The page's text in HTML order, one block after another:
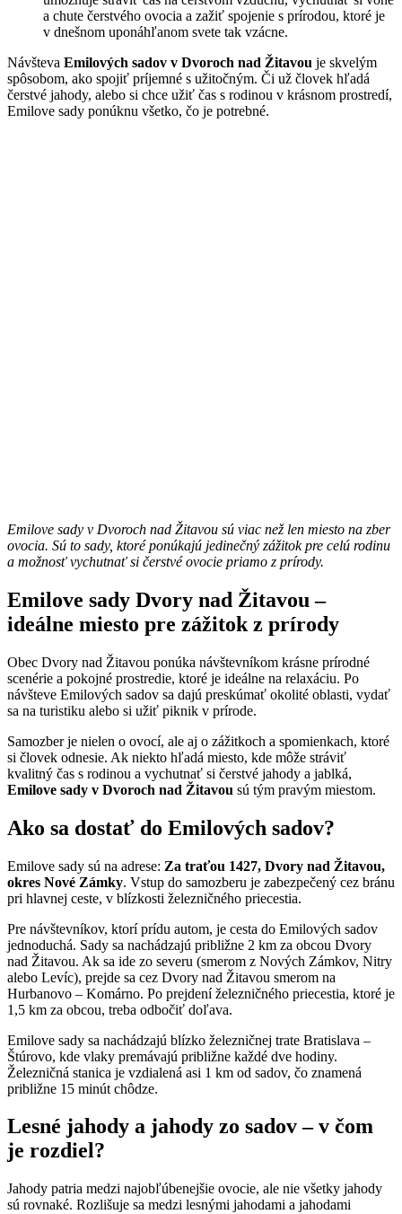
a chute čerstvého ovocia a zažiť spojenie s prírodou, ktoré je
v dnešnom uponáhľanom svete tak vzácne.
Návšteva Emilových sadov v Dvoroch nad Žitavou je skvelým
spôsobom, ako spojiť príjemné s užitočným. Či už človek hľadá
čerstvé jahody, alebo si chce užiť čas s rodinou v krásnom prostredí,
Emilove sady ponúknu všetko, čo je potrebné.
Emilove sady v Dvoroch nad Žitavou sú viac než len miesto na zber
ovocia. Sú to sady, ktoré ponúkajú jedinečný zážitok pre celú rodinu
a možnosť vychutnať si čerstvé ovocie priamo z prírody.
Emilove sady Dvory nad Žitavou –
ideálne miesto pre zážitok z prírody
Obec Dvory nad Žitavou ponúka návštevníkom krásne prírodné
scenérie a pokojné prostredie, ktoré je ideálne na relaxáciu. Po
návšteve Emilových sadov sa dajú preskúmať okolité oblasti, vydať
sa na turistiku alebo si užiť piknik v prírode.
Samozber je nielen o ovocí, ale aj o zážitkoch a spomienkach, ktoré
si človek odnesie. Ak niekto hľadá miesto, kde môže stráviť
kvalitný čas s rodinou a vychutnať si čerstvé jahody a jablká,
Emilove sady v Dvoroch nad Žitavou sú tým pravým miestom.
Ako sa dostať do Emilových sadov?
Emilove sady sú na adrese: Za traťou 1427, Dvory nad Žitavou,
okres Nové Zámky. Vstup do samozberu je zabezpečený cez bránu
pri hlavnej ceste, v blízkosti železničného priecestia.
Pre návštevníkov, ktorí prídu autom, je cesta do Emilových sadov
jednoduchá. Sady sa nachádzajú približne 2 km za obcou Dvory
nad Žitavou. Ak sa ide zo severu (smerom z Nových Zámkov, Nitry
alebo Levíc), prejde sa cez Dvory nad Žitavou smerom na
Hurbanovo – Komárno. Po prejdení železničného priecestia, ktoré je
1,5 km za obcou, treba odbočiť doľava.
Emilove sady sa nachádzajú blízko železničnej trate Bratislava –
Štúrovo, kde vlaky premávajú približne každé dve hodiny.
Železničná stanica je vzdialená asi 1 km od sadov, čo znamená
približne 15 minút chôdze.
Lesné jahody a jahody zo sadov – v čom
je rozdiel?
Jahody patria medzi najobľúbenejšie ovocie, ale nie všetky jahody
sú rovnaké. Rozlišuje sa medzi lesnými jahodami a jahodami